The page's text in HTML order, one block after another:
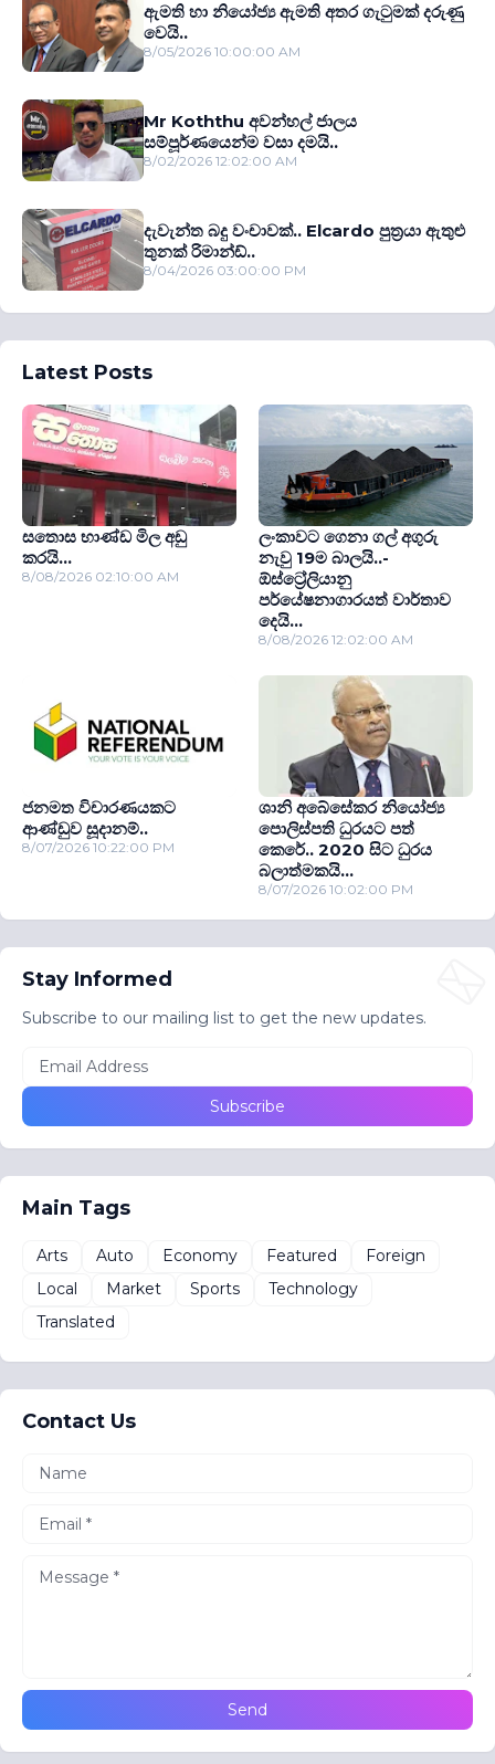
ඇමති හා නියෝජ්‍ය ඇමති අතර ගැටුමක් දරුණු
වෙයි..
8/05/2026 10:00:00 AM
Mr Koththu අවන්හල් ජාලය
සම්පූර්ණයෙන්ම වසා දමයි..
8/02/2026 12:02:00 AM
දැවැන්ත බදු වංචාවක්.. Elcardo පුත‍්‍රයා ඇතුළු
තුනක් රිමාන්ඩ්..
8/04/2026 03:00:00 PM
Latest Posts
සතොස භාණ්ඩ මිල අඩු
කරයි...
8/08/2026 02:10:00 AM
ලංකාවට ගෙනා ගල් අගුරු
නැවු 19ම බාලයි..-
ඕස්ට්‍රේලියානු
පර්යේෂනාගාරයත් වාර්තාව
දෙයි...
8/08/2026 12:02:00 AM
ජනමත විචාරණයකට
ආණ්ඩුව සූදානම්..
8/07/2026 10:22:00 PM
ශානි අබේසේකර නියෝජ්‍ය
පොලිස්පති ධුරයට පත්
කෙරේ.. 2020 සිට ධුරය
බලාත්මකයි...
8/07/2026 10:02:00 PM
Stay Informed
Subscribe to our mailing list to get the new updates.
Main Tags
Arts Auto Economy Featured
Foreign
Local
Market Sports
Technology
Translated
Contact Us